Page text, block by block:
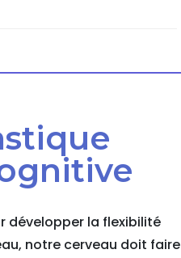
développer la flexibilité
notre cerveau doit faire